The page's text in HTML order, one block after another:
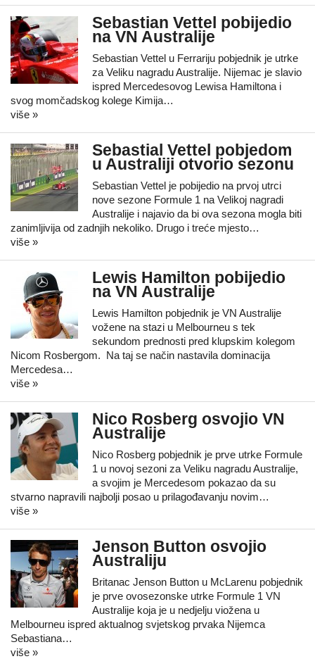
Sebastian Vettel pobijedio
na VN Australije
Sebastian Vettel u Ferrariju pobjednik je utrke
za Veliku nagradu Australije. Nijemac je slavio
ispred Mercedesovog Lewisa Hamiltona i
svog momčadskog kolege Kimija…
više »
Sebastial Vettel pobjedom
u Australiji otvorio sezonu
Sebastian Vettel je pobijedio na prvoj utrci
nove sezone Formule 1 na Velikoj nagradi
Australije i najavio da bi ova sezona mogla biti
zanimljivija od zadnjih nekoliko. Drugo i treće mjesto…
više »
Lewis Hamilton pobijedio
na VN Australije
Lewis Hamilton pobjednik je VN Australije
vožene na stazi u Melbourneu s tek
sekundom prednosti pred klupskim kolegom
Nicom Rosbergom. Na taj se način nastavila dominacija
Mercedesa…
više »
Nico Rosberg osvojio VN
Australije
Nico Rosberg pobjednik je prve utrke Formule
1 u novoj sezoni za Veliku nagradu Australije,
a svojim je Mercedesom pokazao da su
stvarno napravili najbolji posao u prilagođavanju novim…
više »
Jenson Button osvojio
Australiju
Britanac Jenson Button u McLarenu pobjednik
je prve ovosezonske utrke Formule 1 VN
Australije koja je u nedjelju viožena u
Melbourneu ispred aktualnog svjetskog prvaka Nijemca
Sebastiana…
više »